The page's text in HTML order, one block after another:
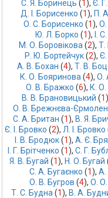
С. Я. Боринець (1), Є.
Д. І. Борисенко (1), П.
О. С. Борисенко (1), О.
Ю. Л. Борко (1), І.
М. О. Боровікова (2), Т.
Р. Ю. Бортейчук (2),
А. В. Бохан (4), Т. В.
К. О. Бояринова (4), О.
О. В. Бражко (6), К.
В. В. Брановицький (1
О. В. Брежнєва-
С. А. Британ (1), В. Я.
Є. І. Бровко (2), Л. І. Бровко
І. В. Бродюк (1), А. Є.
І. Г. Брітченко (1), С. Г.
Я. В. Бугай (1), Н. О. Бугай
С. А. Бугаєнко (1), А.
О. В. Бугров (4), О. О.
Т. С. Будна (1), В. А.